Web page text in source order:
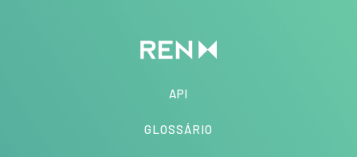
API
GLOSSÁRIO